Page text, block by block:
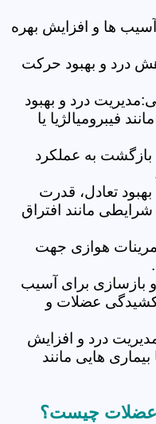
ها و افزایش بهره
درد و بهبود حرکت
درد و بهبود
فیبرومیالژیا یا
به عملکرد
تعادل، قدرت
مانند افتراق
هوازی جهت
برای آسیب
کشیدگی عضلات و
درد و افزایش
هایی مانند
عضلات چیست؟